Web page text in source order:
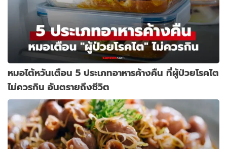
หมอไต้หวันเตือน 5 ประเภทอาหารค้างคืน ที่ผู้ป่วยโรคไต
ไม่ควรกิน อันตรายถึงชีวิต